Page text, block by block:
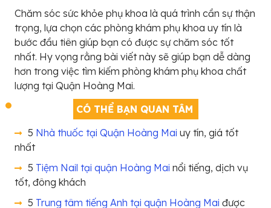
Chăm sóc sức khỏe phụ khoa là quá trình cần sự thận
trọng, lựa chọn các phòng khám phụ khoa uy tín là
bước đầu tiên giúp bạn có được sự chăm sóc tốt
nhất. Hy vọng rằng bài viết này sẽ giúp bạn dễ dàng
hơn trong việc tìm kiếm phòng khám phụ khoa chất
lượng tại Quận Hoàng Mai.
CÓ THỂ BẠN QUAN TÂM
5 Nhà thuốc tại Quận Hoàng Mai uy tín, giá tốt
nhất
5 Tiệm Nail tại quận Hoàng Mai nổi tiếng, dịch vụ
tốt, đông khách
5 Trung tâm tiếng Anh tại quận Hoàng Mai được